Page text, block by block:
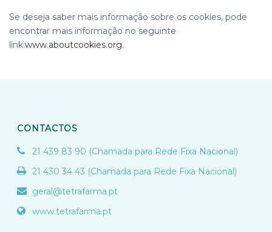
Se deseja saber mais informação sobre os cookies, pode
encontrar mais informação no seguinte
link:www.aboutcookies.org.
CONTACTOS
21 439 83 90 (Chamada para Rede Fixa Nacional)
21 430 34 43 (Chamada para Rede Fixa Nacional)
geral@tetrafarma.pt
www.tetrafarma.pt